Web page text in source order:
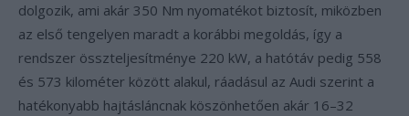
dolgozik, ami akár 350 Nm nyomatékot biztosít, miközben
az első tengelyen maradt a korábbi megoldás, így a
rendszer összteljesítménye 220 kW, a hatótáv pedig 558
és 573 kilométer között alakul, ráadásul az Audi szerint a
hatékonyabb hajtásláncnak köszönhetően akár 16–32